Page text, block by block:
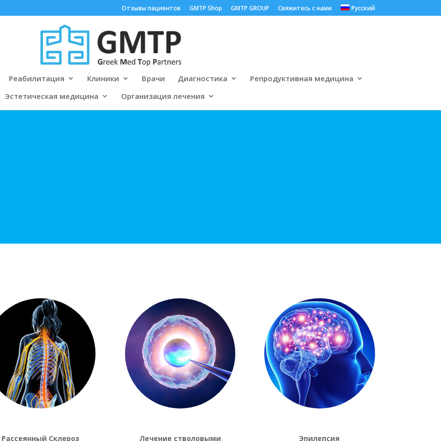
Отзывы пациентов GMTP Shop GMTP GROUP Свяжитесь с нами Русский
Реабилитация Клиники Врачи Диагностика
Репродуктивная медицина
Эстетическая медицина
Организация лечения
Рассеянный Склероз Лечение стволовыми Эпилепсия